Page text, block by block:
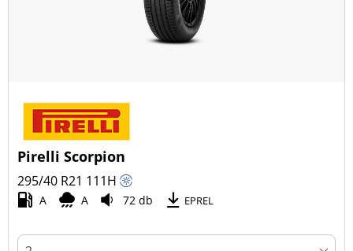
Pirelli Scorpion
295/40 R21 111H
A A 72 db EPREL